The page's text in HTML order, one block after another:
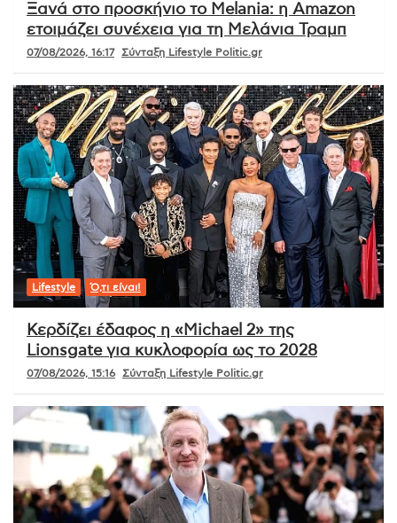
Ξανά στο προσκήνιο το Melania: η Amazon
ετοιμάζει συνέχεια για τη Μελάνια Τραμπ
07/08/2026, 16:17 Σύνταξη Lifestyle Politic.gr
Lifestyle Ό,τι είναι!
Κερδίζει έδαφος η «Michael 2» της
Lionsgate για κυκλοφορία ως το 2028
07/08/2026, 15:16 Σύνταξη Lifestyle Politic.gr